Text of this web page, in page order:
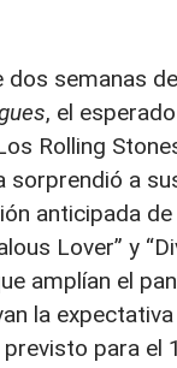
dos semanas
, el
Rolling
sorprendió a
anticipada
Lover” y
amplían el
la
para el